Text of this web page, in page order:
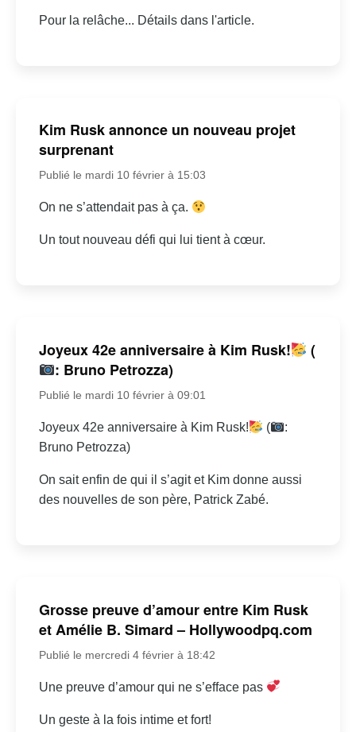
Pour la relâche... Détails dans l'article.
Kim Rusk annonce un nouveau projet
surprenant
Publié le mardi 10 février à 15:03
On ne s’attendait pas à ça.
Un tout nouveau défi qui lui tient à cœur.
Joyeux 42e anniversaire à Kim Rusk!
(
: Bruno Petrozza)
Publié le mardi 10 février à 09:01
Joyeux 42e anniversaire à Kim Rusk! (
:
Bruno Petrozza)
On sait enfin de qui il s’agit et Kim donne aussi
des nouvelles de son père, Patrick Zabé.
Grosse preuve d’amour entre Kim Rusk
et Amélie B. Simard – Hollywoodpq.com
Publié le mercredi 4 février à 18:42
Une preuve d’amour qui ne s’efface pas
Un geste à la fois intime et fort!